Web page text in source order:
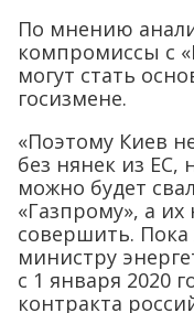
По мнению
компромиссы с
могут стать
госизмене.
«Поэтому Киев
без нянек из ЕС,
можно будет
«Газпрому», а
совершить.
министру
с 1 января 2020
контракта